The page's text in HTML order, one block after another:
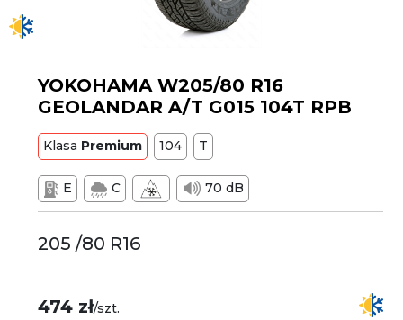
YOKOHAMA W205/80 R16
GEOLANDAR A/T G015 104T RPB
Klasa Premium 104 T
E C 70 dB
205 /80 R16
474 zł/szt.